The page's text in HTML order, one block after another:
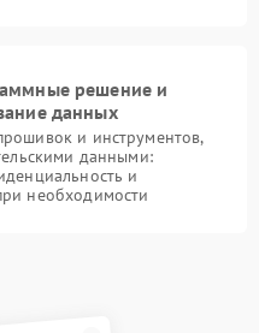
решение и
данных
и инструментов,
данными:
и
необходимости